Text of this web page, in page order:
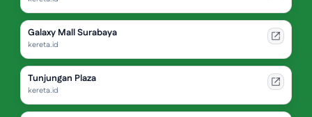
Galaxy Mall Surabaya
kereta.id
Tunjungan Plaza
kereta.id